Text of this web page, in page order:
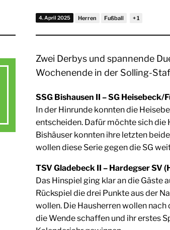
4. April 2025 Herren Fußball
Zwei Derbys und spannende
Wochenende in der Solling-
SSG Bishausen II – SG
In der Hinrunde konnten die
entscheiden. Dafür möchte sich die
Bishäuser konnten ihre letzten
wollen diese Serie gegen die SG
TSV Gladebeck II – Hardegser SV
Das Hinspiel ging klar an die Gäste
Rückspiel die drei Punkte aus der
wollen. Die Hausherren wollen
die Wende schaffen und ihr erstes